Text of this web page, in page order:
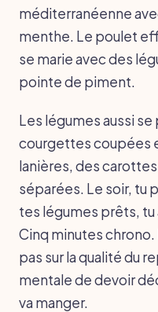
méditerranéenne
menthe. Le poulet
se marie avec des
pointe de piment.
Les légumes aussi se
courgettes coupées
lanières, des
séparées. Le soir, tu
tes légumes prêts, tu
Cinq minutes
pas sur la qualité du
mentale de devoir
va manger.